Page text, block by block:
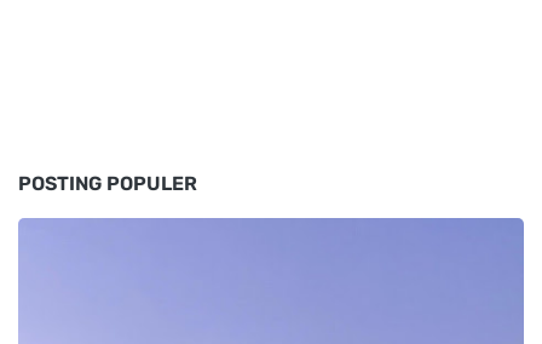
POSTING POPULER